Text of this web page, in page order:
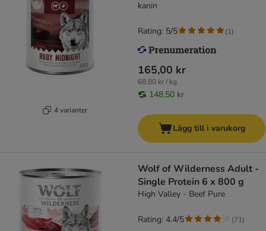
4 varianter
kanin
165,00 kr
68,80 kr / kg
148,50 kr
Rating: 5/5 (1)
Lägg till i varukorg
Wolf of Wilderness Adult -
Single Protein 6 x 800 g
High Valley - Beef Pure
Rating: 4.4/5 (71)